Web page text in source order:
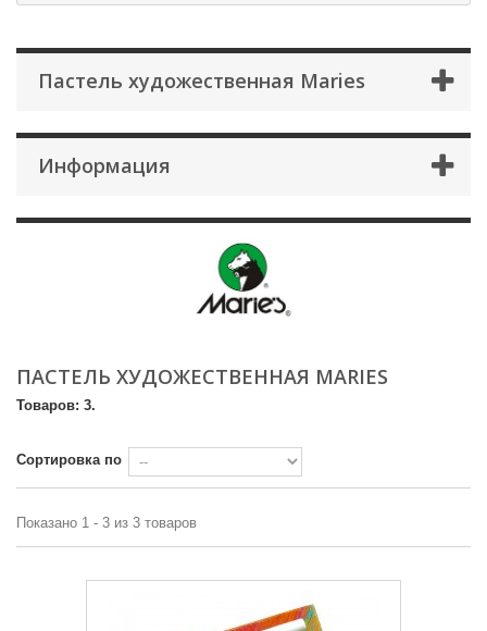
Пастель художественная Maries
Информация
ПАСТЕЛЬ ХУДОЖЕСТВЕННАЯ MARIES
Товаров: 3.
Сортировка по
Показано 1 - 3 из 3 товаров